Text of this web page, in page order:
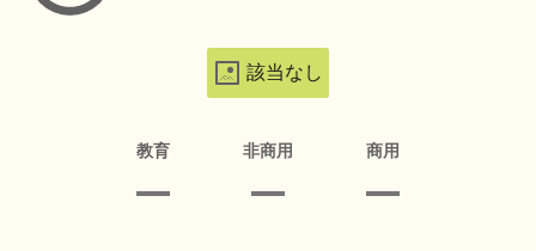
該当なし
教育 非商用 商用